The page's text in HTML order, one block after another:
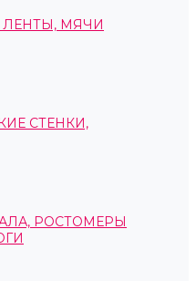
ЛЕНТЫ, МЯЧИ
СТЕНКИ,
РОСТОМЕРЫ